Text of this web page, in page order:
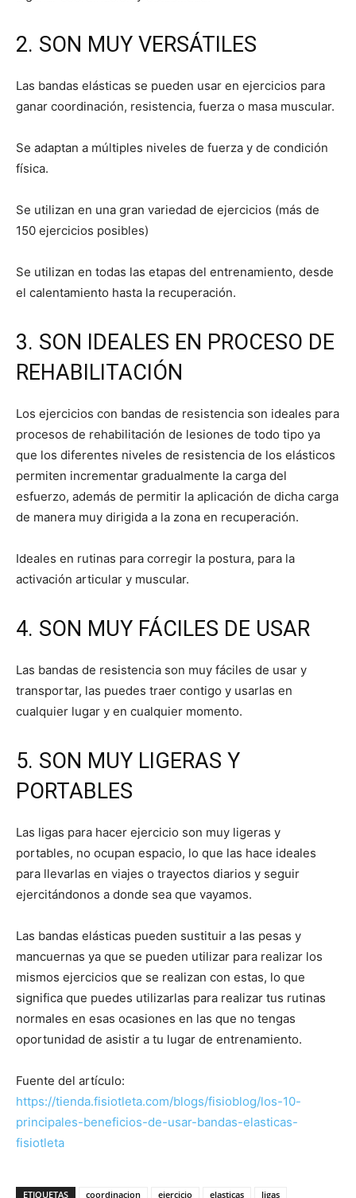
2. SON MUY VERSÁTILES
Las bandas elásticas se pueden usar en ejercicios para
ganar coordinación, resistencia, fuerza o masa muscular.
Se adaptan a múltiples niveles de fuerza y de condición
física.
Se utilizan en una gran variedad de ejercicios (más de
150 ejercicios posibles)
Se utilizan en todas las etapas del entrenamiento, desde
el calentamiento hasta la recuperación.
3. SON IDEALES EN PROCESO DE
REHABILITACIÓN
Los ejercicios con bandas de resistencia son ideales para
procesos de rehabilitación de lesiones de todo tipo ya
que los diferentes niveles de resistencia de los elásticos
permiten incrementar gradualmente la carga del
esfuerzo, además de permitir la aplicación de dicha carga
de manera muy dirigida a la zona en recuperación.
Ideales en rutinas para corregir la postura, para la
activación articular y muscular.
4. SON MUY FÁCILES DE USAR
Las bandas de resistencia son muy fáciles de usar y
transportar, las puedes traer contigo y usarlas en
cualquier lugar y en cualquier momento.
5. SON MUY LIGERAS Y
PORTABLES
Las ligas para hacer ejercicio son muy ligeras y
portables, no ocupan espacio, lo que las hace ideales
para llevarlas en viajes o trayectos diarios y seguir
ejercitándonos a donde sea que vayamos.
Las bandas elásticas pueden sustituir a las pesas y
mancuernas ya que se pueden utilizar para realizar los
mismos ejercicios que se realizan con estas, lo que
significa que puedes utilizarlas para realizar tus rutinas
normales en esas ocasiones en las que no tengas
oportunidad de asistir a tu lugar de entrenamiento.
Fuente del artículo:
https://tienda.fisiotleta.com/blogs/fisioblog/los-10-
principales-beneficios-de-usar-bandas-elasticas-
fisiotleta
ETIQUETAS coordinacion ejercicio elasticas ligas